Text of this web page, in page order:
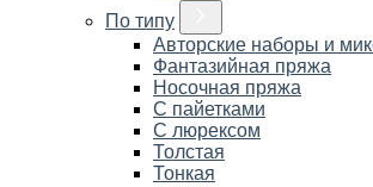
По типу
Авторские наборы и
Фантазийная пряжа
Носочная пряжа
С пайетками
С люрексом
Толстая
Тонкая